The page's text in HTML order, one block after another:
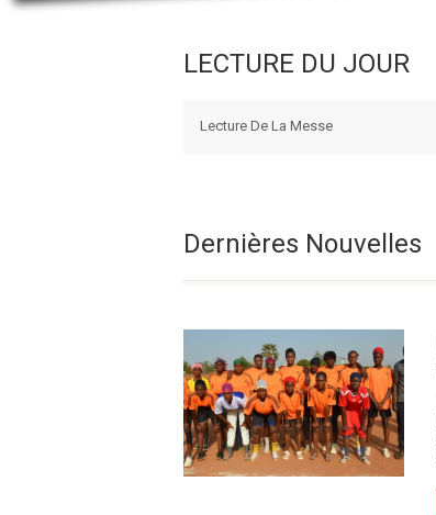
LECTURE DU JOUR
Lecture De La Messe
Dernières Nouvelles